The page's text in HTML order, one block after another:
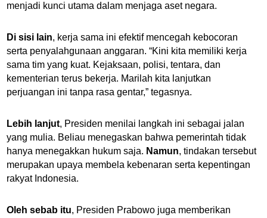
menjadi kunci utama dalam menjaga aset negara.
Di sisi lain, kerja sama ini efektif mencegah kebocoran
serta penyalahgunaan anggaran. “Kini kita memiliki kerja
sama tim yang kuat. Kejaksaan, polisi, tentara, dan
kementerian terus bekerja. Marilah kita lanjutkan
perjuangan ini tanpa rasa gentar,” tegasnya.
Lebih lanjut, Presiden menilai langkah ini sebagai jalan
yang mulia. Beliau menegaskan bahwa pemerintah tidak
hanya menegakkan hukum saja. Namun, tindakan tersebut
merupakan upaya membela kebenaran serta kepentingan
rakyat Indonesia.
Oleh sebab itu, Presiden Prabowo juga memberikan